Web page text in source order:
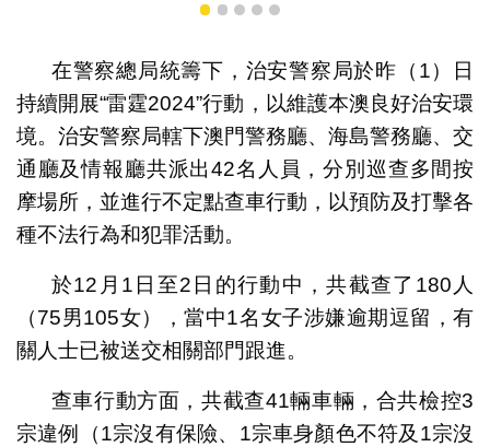
1 2 3 4 5
在警察總局統籌下，治安警察局於昨（1）日
持續開展“雷霆2024”行動，以維護本澳良好治安環
境。治安警察局轄下澳門警務廳、海島警務廳、交
通廳及情報廳共派出42名人員，分別巡查多間按
摩場所，並進行不定點查車行動，以預防及打擊各
種不法行為和犯罪活動。
於12月1日至2日的行動中，共截查了180人
（75男105女），當中1名女子涉嫌逾期逗留，有
關人士已被送交相關部門跟進。
查車行動方面，共截查41輛車輛，合共檢控3
宗違例（1宗沒有保險、1宗車身顏色不符及1宗沒